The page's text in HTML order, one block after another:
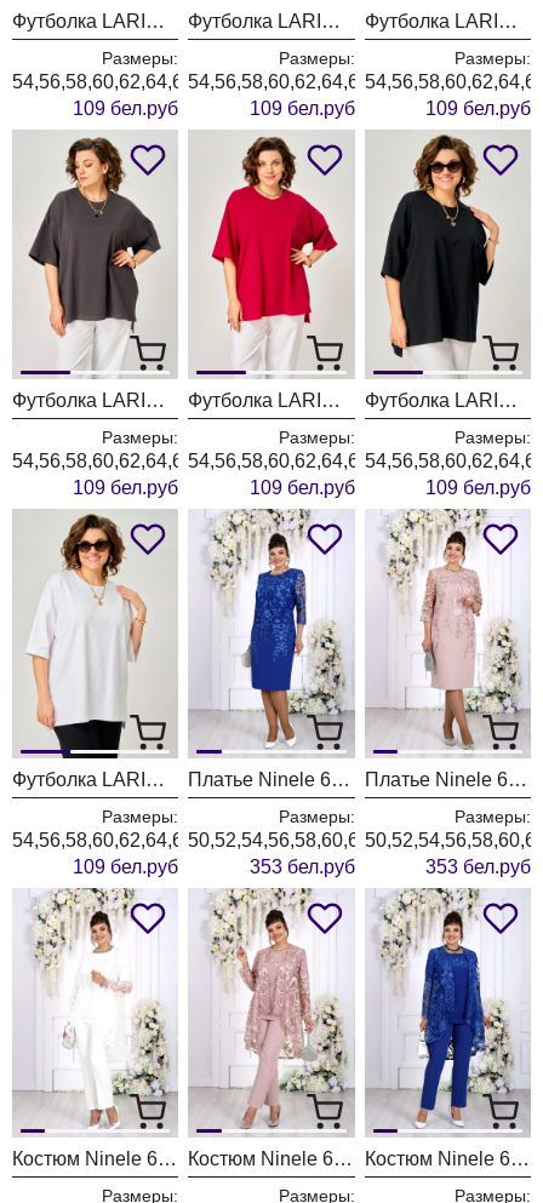
Футболка LARINI 089 зеленый
Размеры:
54,56,58,60,62,64,66
109 бел.руб
Футболка LARINI 089 коричневый
Размеры:
54,56,58,60,62,64,66
109 бел.руб
Футболка LARINI 089 нефть
Размеры:
109 бел.руб
Футболка LARINI 089 графит
Размеры:
54,56,58,60,62,64,66
109 бел.руб
Футболка LARINI 089 красный
Размеры:
54,56,58,60,62,64,66
109 бел.руб
Футболка LARINI 089 черный
Размеры:
109 бел.руб
Футболка LARINI 089 белый
Размеры:
54,56,58,60,62,64,66
109 бел.руб
Платье Ninele 6153 василек
Размеры:
50,52,54,56,58,60,62,64,66
353 бел.руб
Платье Ninele 6153 пудровый
Размеры:
353 бел.руб
Костюм Ninele 6128 молочный
Размеры:
Костюм Ninele 6128 пудровый
Размеры:
Костюм Ninele 6128 василек
Размеры: